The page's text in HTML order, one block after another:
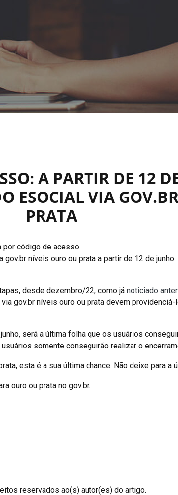
A PARTIR DE 12
ESOCIAL VIA
PRATA
por código de acesso.
níveis ouro ou prata a partir de 12 de
desde dezembro/22, como já noticiado
gov.br níveis ouro ou prata devem
será a última folha que os usuários
somente conseguirão realizar o
esta é a sua última chance. Não deixe para a
ouro ou prata no gov.br.
reservados ao(s) autor(es) do artigo.